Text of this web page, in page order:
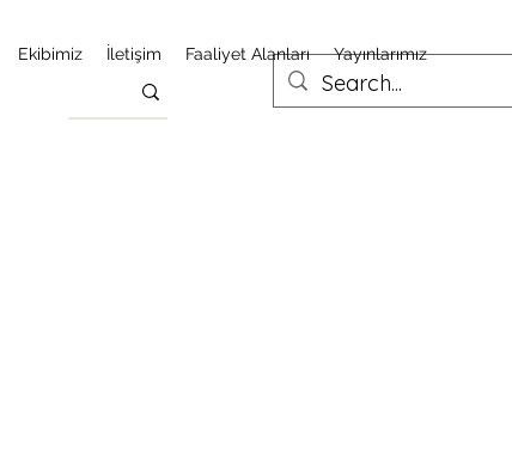
Ekibimiz İletişim Faaliyet Alanları Yayınlarımız